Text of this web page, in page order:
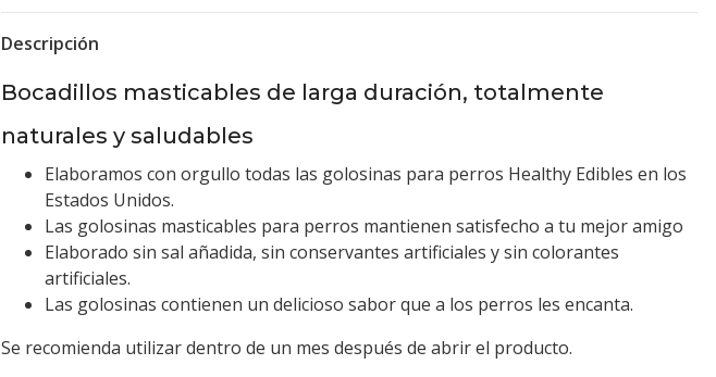
Descripción
Bocadillos masticables de larga duración, totalmente
naturales y saludables
Elaboramos con orgullo todas las golosinas para perros Healthy Edibles en los
Estados Unidos.
Las golosinas masticables para perros mantienen satisfecho a tu mejor amigo
Elaborado sin sal añadida, sin conservantes artificiales y sin colorantes
artificiales.
Las golosinas contienen un delicioso sabor que a los perros les encanta.
Se recomienda utilizar dentro de un mes después de abrir el producto.